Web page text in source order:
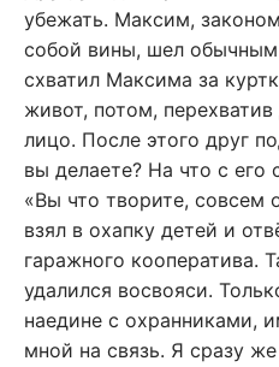
убежать. Максим,
собой вины, шел
схватил Максима за
живот, потом,
лицо. После этого друг
вы делаете? На что с его
«Вы что творите, совсем
взял в охапку детей и
гаражного кооператива.
удалился восвояси.
наедине с охранниками,
мной на связь. Я сразу